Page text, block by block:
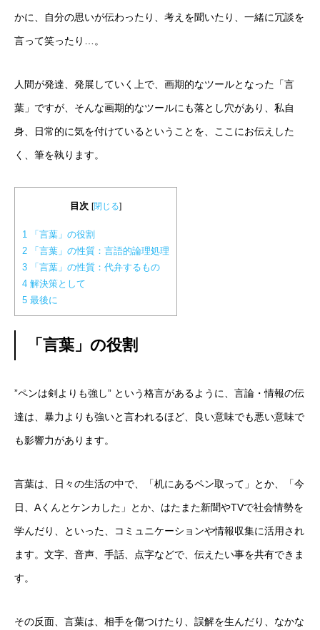
かに、自分の思いが伝わったり、考えを聞いたり、一緒に冗談を
言って笑ったり…。
人間が発達、発展していく上で、画期的なツールとなった「言
葉」ですが、そんな画期的なツールにも落とし穴があり、私自
身、日常的に気を付けているということを、ここにお伝えした
く、筆を執ります。
目次 [閉じる]
1 「言葉」の役割
2 「言葉」の性質：言語的論理処理
3 「言葉」の性質：代弁するもの
4 解決策として
5 最後に
「言葉」の役割
”ペンは剣よりも強し” という格言があるように、言論・情報の伝
達は、暴力よりも強いと言われるほど、良い意味でも悪い意味で
も影響力があります。
言葉は、日々の生活の中で、「机にあるペン取って」とか、「今
日、Aくんとケンカした」とか、はたまた新聞やTVで社会情勢を
学んだり、といった、コミュニケーションや情報収集に活用され
ます。文字、音声、手話、点字などで、伝えたい事を共有できま
す。
その反面、言葉は、相手を傷つけたり、誤解を生んだり、なかな